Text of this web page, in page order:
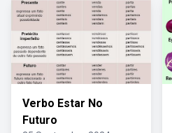
Verbo Estar No
Futuro